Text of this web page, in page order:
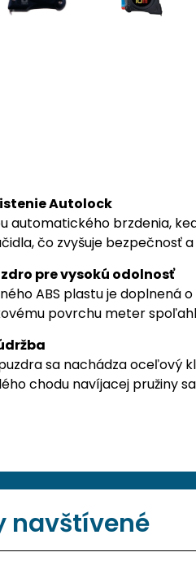
Autolock
automatického brzdenia,
čo zvyšuje bezpečnosť
pre vysokú odolnosť
ABS plastu je
povrchu meter
sa nachádza oceľový
chodu navíjacej pružiny
navštívené